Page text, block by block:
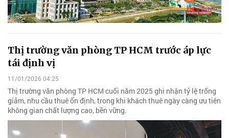
Thị trường văn phòng TP HCM trước áp lực
tái định vị
11/01/2026 04:25
Thị trường văn phòng TP HCM cuối năm 2025 ghi nhận tỷ lệ trống
giảm, nhu cầu thuê ổn định, trong khi khách thuê ngày càng ưu tiên
không gian chất lượng cao, bền vững.